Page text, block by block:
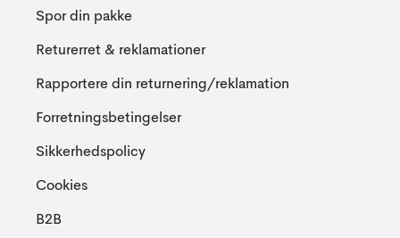
Spor din pakke
Returerret & reklamationer
Rapportere din returnering/reklamation
Forretningsbetingelser
Sikkerhedspolicy
Cookies
B2B